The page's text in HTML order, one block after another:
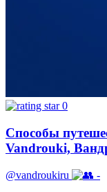
0
Способы
Vandrouki,
@vandroukiru -